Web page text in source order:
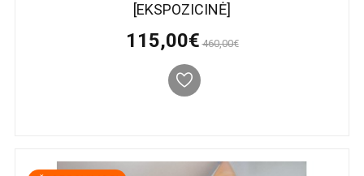
[EKSPOZICINĖ]
115,00€ 460,00€